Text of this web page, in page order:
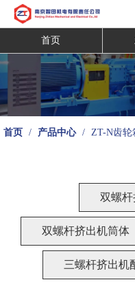
首页
首页 / 产品中心 / ZT-N齿轮
双螺
双螺杆挤出机筒体
三螺杆挤出机